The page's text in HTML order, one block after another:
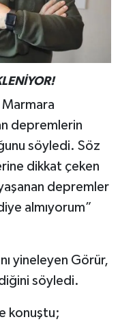
Marmara
depremlerin
söyledi. Söz
dikkat çeken
depremler
almıyorum”
yineleyen Görür,
söyledi.
konuştu;